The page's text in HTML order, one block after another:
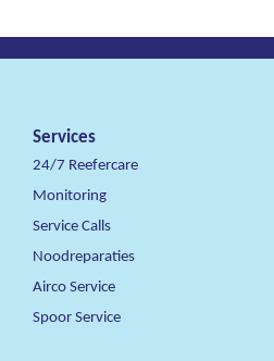
Services
24/7 Reefercare
Monitoring
Service Calls
Noodreparaties
Airco Service
Spoor Service